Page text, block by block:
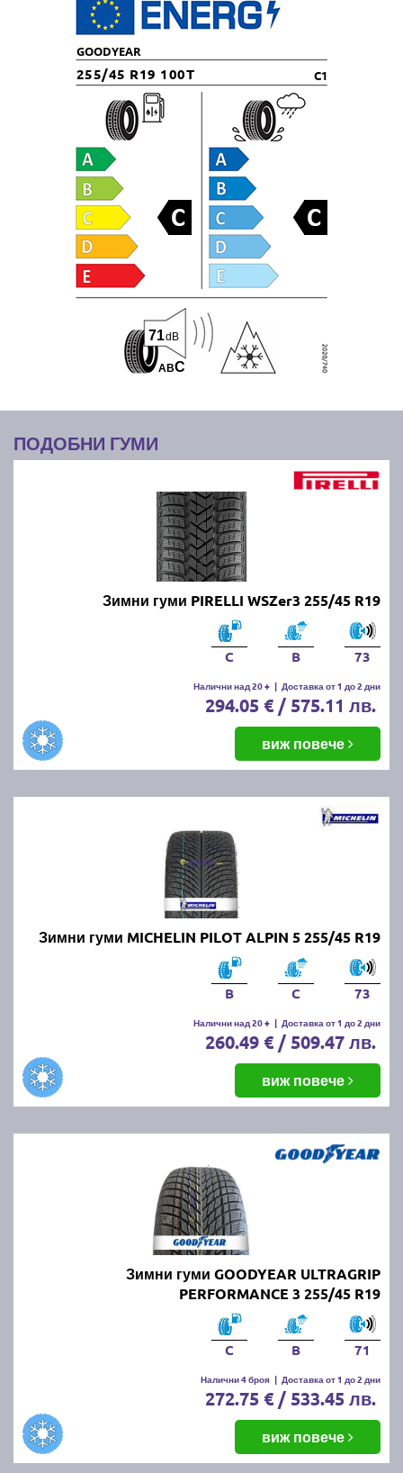
GOODYEAR
255/45 R19 100T C1
ABC
71dB
ПОДОБНИ ГУМИ
Зимни гуми PIRELLI WSZer3 255/45 R19
C B 73
Налични над 20 + | Доставка от 1 до 2 дни
294.05 € / 575.11 лв.
виж повече
Зимни гуми MICHELIN PILOT ALPIN 5 255/45 R19
B C 73
Налични над 20 + | Доставка от 1 до 2 дни
260.49 € / 509.47 лв.
виж повече
Зимни гуми GOODYEAR ULTRAGRIP
PERFORMANCE 3 255/45 R19
C B 71
Налични 4 броя | Доставка от 1 до 2 дни
272.75 € / 533.45 лв.
виж повече